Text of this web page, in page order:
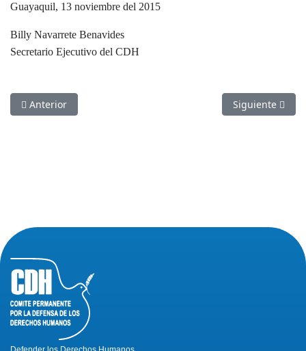
Guayaquil, 13 noviembre del 2015
Billy Navarrete Benavides
Secretario Ejecutivo del CDH
Artículo anterior: Desalojo forzoso de 44 familias en Colimes
Anterior Artículo
Siguiente